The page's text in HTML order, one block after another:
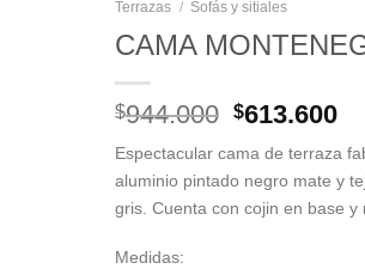
Terrazas / Sofás y sitiales
CAMA
$944.000 El
original
era:
$944.000.
$613.600El
Espectacular cama de terraza
aluminio pintado negro mate y
gris. Cuenta con cojin en base y
Medidas: